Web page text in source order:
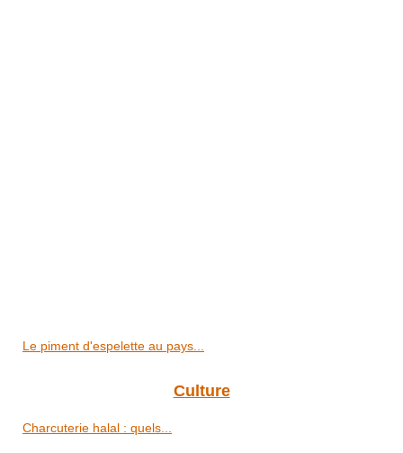
Le piment d'espelette au pays...
Culture
Charcuterie halal : quels...